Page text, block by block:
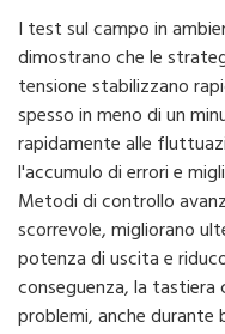
I test sul campo in
dimostrano che le
tensione stabilizzano
spesso in meno di un
rapidamente alle
l'accumulo di errori e
Metodi di controllo
scorrevole, migliorano
potenza di uscita e
conseguenza, la tastiera
problemi, anche durante